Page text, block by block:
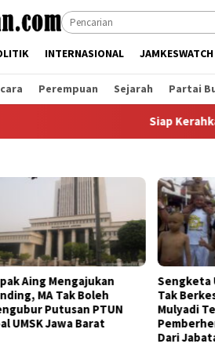
INTERNASIONAL JAMKESWATCH
Perempuan Sejarah Partai
Siap Kerahkan
Boleh
PTUN
Barat
Sengketa UMSK
Tak Berkesudahan,
Mulyadi Terancam
Pemberhentian
Dari Jabatannya